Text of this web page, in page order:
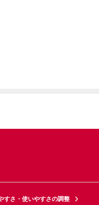
すさ・使いやすさの調整